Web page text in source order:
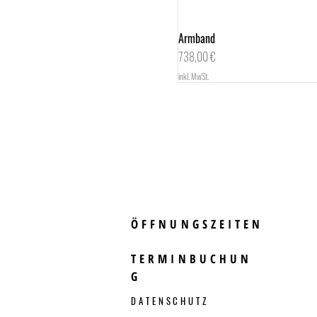
Armband
Preis
738,00 €
inkl. MwSt.
ÖFFNUNGSZEITEN
TERMINBUCHUN
G
DATENSCHUTZ